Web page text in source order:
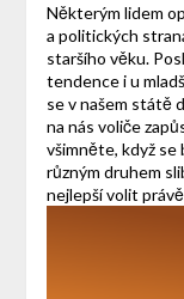
Některým lidem
a politických
staršího věku.
tendence i u
se v našem státě
na nás voliče
všimněte, když se
různým druhem
nejlepší volit